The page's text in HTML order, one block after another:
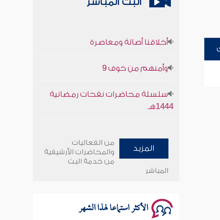
1444هـ
وأمنهم من خوف 9
المزيد
من الفعاليات
والمحاضرات الأرشيفية
من خدمة البث
المباشر
الأكثر استماعا لهذا الشهر